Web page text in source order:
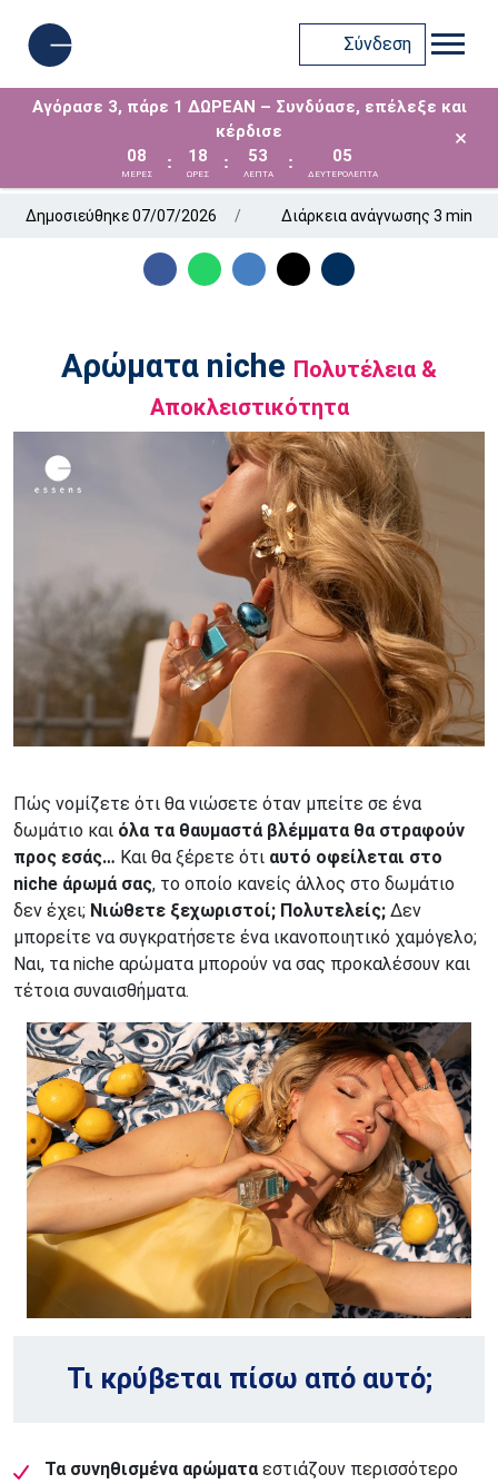
Σύνδεση
Αγόρασε 3, πάρε 1 ΔΩΡΕΑΝ – Συνδύασε, επέλεξε και
κέρδισε
08
ΜΈΡΕΣ
: 18
ΩΡΕΣ
: 53
ΛΕΠΤΑ
: 05
ΔΕΥΤΕΡΟΛΕΠΤΑ
×
Δημοσιεύθηκε 07/07/2026 Διάρκεια ανάγνωσης 3 min
Αρώματα niche Πολυτέλεια &
Αποκλειστικότητα
Πώς νομίζετε ότι θα νιώσετε όταν μπείτε σε ένα
δωμάτιο και όλα τα θαυμαστά βλέμματα θα στραφούν
προς εσάς… Και θα ξέρετε ότι αυτό οφείλεται στο
niche άρωμά σας, το οποίο κανείς άλλος στο δωμάτιο
δεν έχει; Νιώθετε ξεχωριστοί; Πολυτελείς; Δεν
μπορείτε να συγκρατήσετε ένα ικανοποιητικό χαμόγελο;
Ναι, τα niche αρώματα μπορούν να σας προκαλέσουν και
τέτοια συναισθήματα.
Τι κρύβεται πίσω από αυτό;
Τα συνηθισμένα αρώματα εστιάζουν περισσότερο